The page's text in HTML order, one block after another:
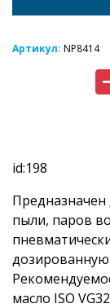
Артикул: NP8414
id:198
Предназначен
пыли, паров
дозированную
масло ISO VG32